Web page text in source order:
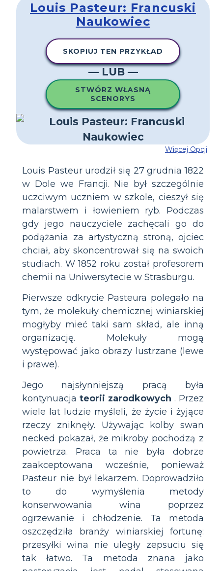
Louis Pasteur: Francuski
Naukowiec
SKOPIUJ TEN PRZYKŁAD
— LUB —
STWÓRZ WŁASNĄ
SCENORYS
Więcej Opcji
Louis Pasteur urodził się 27 grudnia 1822
w Dole we Francji. Nie był szczególnie
uczciwym uczniem w szkole, cieszył się
malarstwem i łowieniem ryb. Podczas
gdy jego nauczyciele zachęcali go do
podążania za artystyczną stroną, ojciec
chciał, aby skoncentrował się na swoich
studiach. W 1852 roku został profesorem
chemii na Uniwersytecie w Strasburgu.
Pierwsze odkrycie Pasteura polegało na
tym, że molekuły chemicznej winiarskiej
mogłyby mieć taki sam skład, ale inną
organizację. Molekuły mogą
występować jako obrazy lustrzane (lewe
i prawe).
Jego najsłynniejszą pracą była
kontynuacja teorii zarodkowych . Przez
wiele lat ludzie myśleli, że życie i żyjące
rzeczy zniknęły. Używając kolby swan
necked pokazał, że mikroby pochodzą z
powietrza. Praca ta nie była dobrze
zaakceptowana wcześnie, ponieważ
Pasteur nie był lekarzem. Doprowadziło
to do wymyślenia metody
konserwowania wina poprzez
ogrzewanie i chłodzenie. Ta metoda
oszczędziła branży winiarskiej fortunę:
przesyłki wina nie uległy zepsuciu się
tak łatwo. Ta metoda znana jako